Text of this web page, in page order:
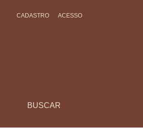
BUSCAR
CADASTRO ACESSO